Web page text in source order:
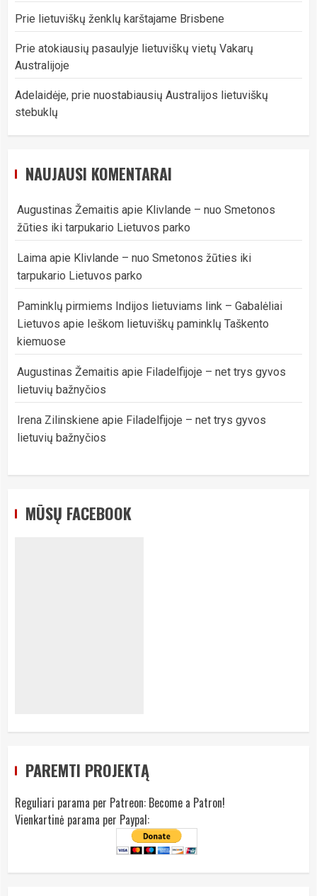
Prie lietuviškų ženklų karštajame Brisbene
Prie atokiausių pasaulyje lietuviškų vietų Vakarų
Australijoje
Adelaidėje, prie nuostabiausių Australijos lietuviškų
stebuklų
NAUJAUSI KOMENTARAI
Augustinas Žemaitis apie Klivlande – nuo Smetonos
žūties iki tarpukario Lietuvos parko
Laima apie Klivlande – nuo Smetonos žūties iki
tarpukario Lietuvos parko
Paminklų pirmiems Indijos lietuviams link – Gabalėliai
Lietuvos apie Ieškom lietuviškų paminklų Taškento
kiemuose
Augustinas Žemaitis apie Filadelfijoje – net trys gyvos
lietuvių bažnyčios
Irena Zilinskiene apie Filadelfijoje – net trys gyvos
lietuvių bažnyčios
MŪSŲ FACEBOOK
PAREMTI PROJEKTĄ
Reguliari parama per Patreon: Become a Patron!
Vienkartinė parama per Paypal: